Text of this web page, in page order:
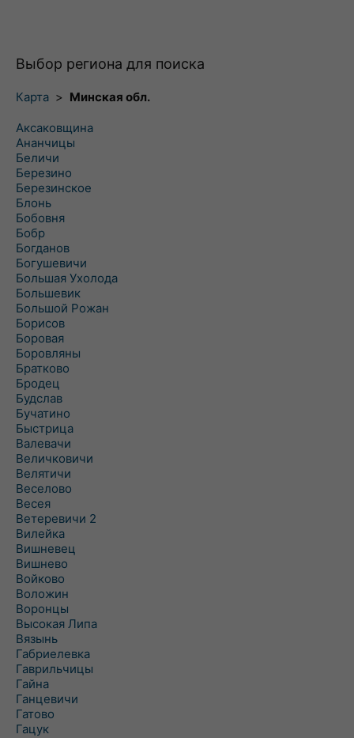
Выбор региона для поиска
Карта > Минская обл.
Аксаковщина
Ананчицы
Беличи
Березино
Березинское
Блонь
Бобовня
Бобр
Богданов
Богушевичи
Большая Ухолода
Большевик
Большой Рожан
Борисов
Боровая
Боровляны
Братково
Бродец
Будслав
Бучатино
Быстрица
Валевачи
Величковичи
Велятичи
Веселово
Весея
Ветеревичи 2
Вилейка
Вишневец
Вишнево
Войково
Воложин
Воронцы
Высокая Липа
Вязынь
Габриелевка
Гаврильчицы
Гайна
Ганцевичи
Гатово
Гацук